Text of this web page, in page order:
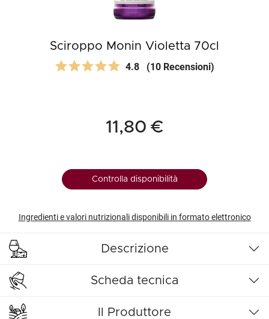
Sciroppo Monin Violetta 70cl
4.8 (10 Recensioni)
11,80 €
Controlla disponibilità
Ingredienti e valori nutrizionali disponibili in formato elettronico
Descrizione
Scheda tecnica
Il Produttore